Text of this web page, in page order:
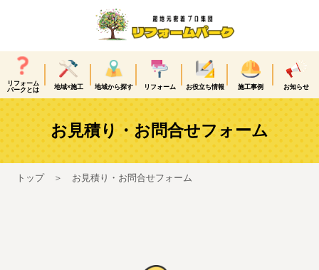
リフォーム
パークとは
地域×施工 地域から探す リフォーム お役立ち情報 施工事例 お知らせ
お見積り・お問合せフォーム
トップ お見積り・お問合せフォーム